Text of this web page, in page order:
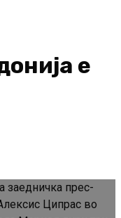
е
заедничка прес-
Ципрас во